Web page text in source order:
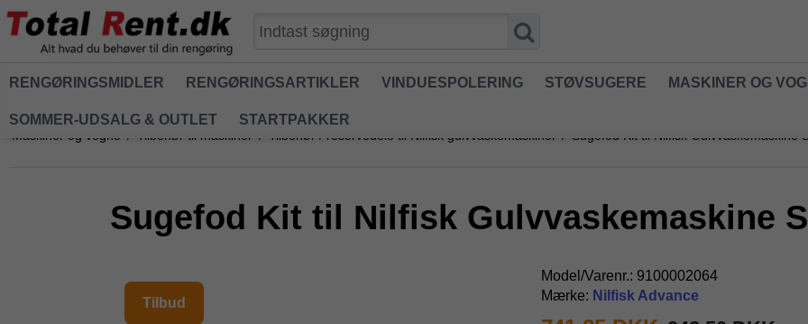
RENGØRINGSMIDLER RENGØRINGSARTIKLER VINDUESPOLERING STØVSUGERE MASKINER OG
SOMMER-UDSALG & OUTLET STARTPAKKER
Maskiner og vogne / Tilbehør til maskiner / Tilbehør / reservedele til Nilfisk gulvvaskemaskiner / Sugefod Kit til Nilfisk Gulvvaskemaskine
Sugefod Kit til Nilfisk Gulvvaskemaskine
Tilbud
Model/Varenr.: 9100002064
Mærke: Nilfisk Advance